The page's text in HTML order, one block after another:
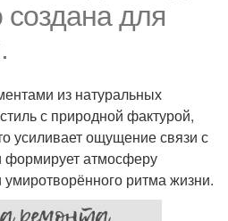
создана для
из натуральных
с природной фактурой,
усиливает ощущение связи с
атмосферу
ритма жизни.